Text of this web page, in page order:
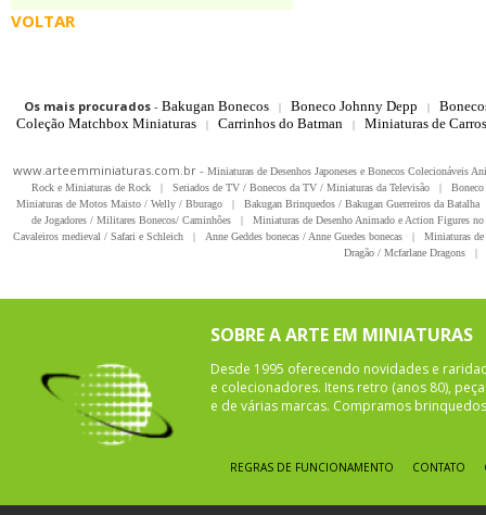
VOLTAR
Os mais procurados- Bakugan Bonecos | Boneco Johnny Depp |
Coleção Matchbox Miniaturas
| Carrinhos do Batman | Miniaturas de
www.arteemminiaturas.com.br - Miniaturas de Desenhos Japoneses e Bonecos Colecionáveis
Rock e Miniaturas de Rock
| Seriados de TV / Bonecos da TV / Miniaturas da Televisão |
Miniaturas de Motos Maisto / Welly / Bburago
| Bakugan Brinquedos / Bakugan Guerreiros da Batalha
de Jogadores / Militares Bonecos/ Caminhões
|
Miniaturas de Desenho Animado e Action Figures
Cavaleiros medieval / Safari e Schleich
| Anne Geddes bonecas / Anne Guedes bonecas |
Miniaturas
Dragão / Mcfarlane Dragons
|
SOBRE A ARTE EM MINIATURAS
Desde 1995 oferecendo novidades e
e colecionadores. Itens retro (anos 80),
e de várias marcas. Compramos
REGRAS DE FUNCIONAMENTO CONTATO